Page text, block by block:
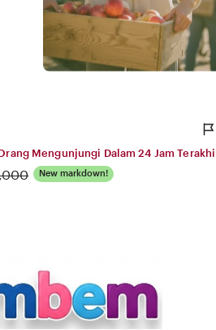
Mengunjungi Dalam 24 Jam
New markdown!